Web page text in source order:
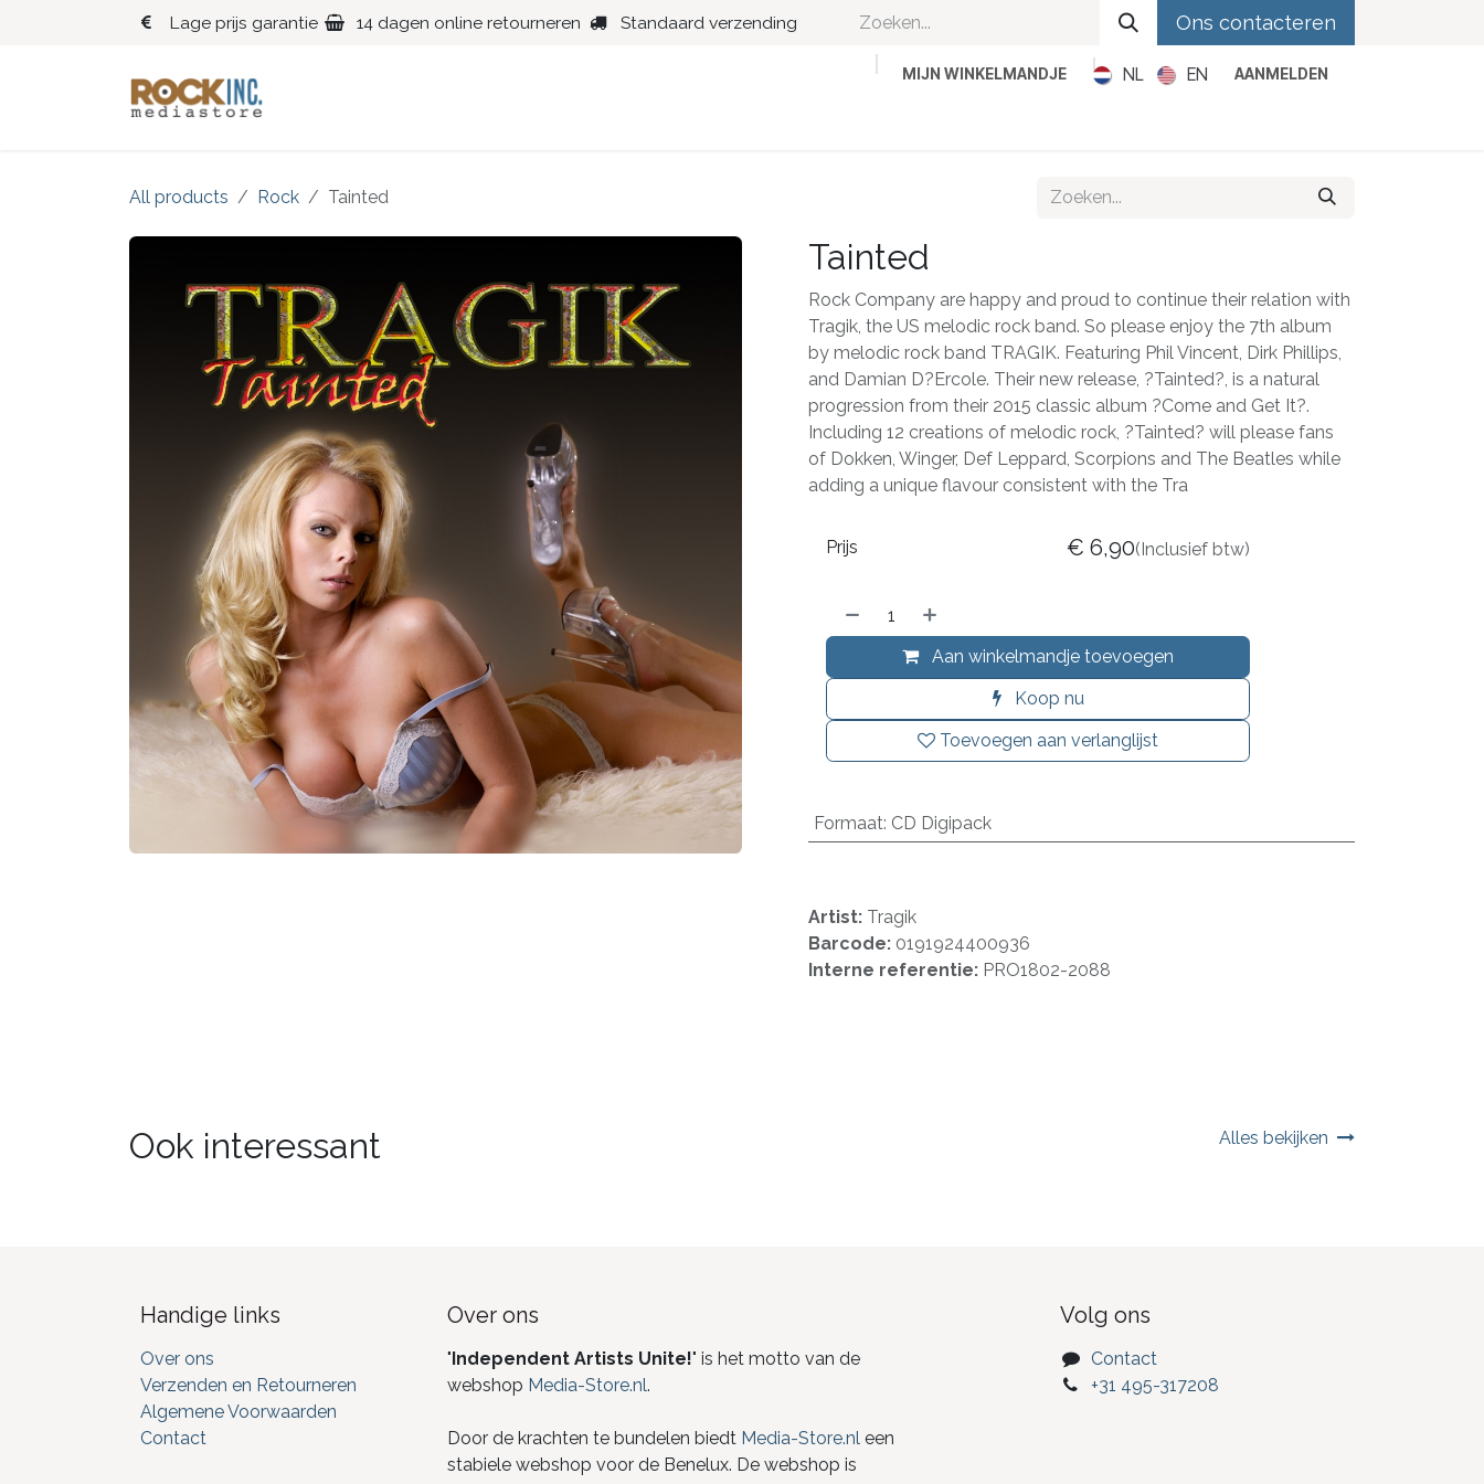
Overslaan naar inhoud
Lage prijs garantie 14 dagen online retourneren Standaard verzending Ons contacteren
MIJN WINKELMANDJE NL EN AANMELDEN
All products Rock Tainted
Tainted
Rock Company are happy and proud to continue their relation with
Tragik, the US melodic rock band. So please enjoy the 7th album
by melodic rock band TRAGIK. Featuring Phil Vincent, Dirk Phillips,
and Damian D?Ercole. Their new release, ?Tainted?, is a natural
progression from their 2015 classic album ?Come and Get It?.
Including 12 creations of melodic rock, ?Tainted? will please fans
of Dokken, Winger, Def Leppard, Scorpions and The Beatles while
adding a unique flavour consistent with the Tra
Aan winkelmandje toevoegen
Koop nu
Toevoegen aan verlanglijst
Prijs € 6,90(Inclusief btw)
Formaat: CD Digipack
Artist: Tragik
Barcode: 0191924400936
Interne referentie: PRO1802-2088
Ook interessant Alles bekijken
Handige links
Over ons
Verzenden en Retourneren
Algemene Voorwaarden
Contact
Over ons
"Independent Artists Unite!" is het motto van de
webshop Media-Store.nl.
Door de krachten te bundelen biedt Media-Store.nleen
stabiele webshop voor de Benelux. De webshop is
Volg ons
Contact
+31 495-317208